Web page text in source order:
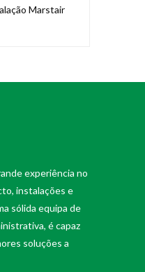
Marstair
experiência no
instalações e
sólida equipa de
é capaz
soluções a